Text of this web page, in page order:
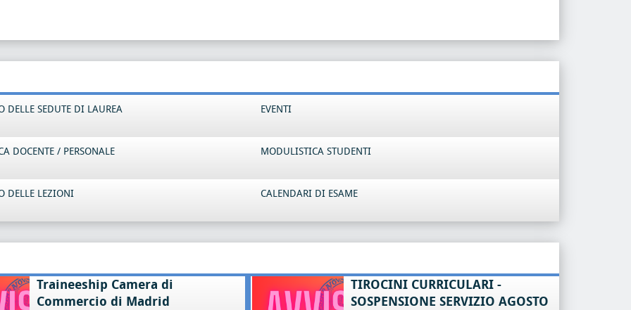
DELLE SEDUTE DI LAUREA EVENTI
DOCENTE / PERSONALE MODULISTICA STUDENTI
DELLE LEZIONI CALENDARI DI ESAME
Traineeship Camera di
Commercio di Madrid
TIROCINI CURRICULARI -
SOSPENSIONE SERVIZIO AGOSTO